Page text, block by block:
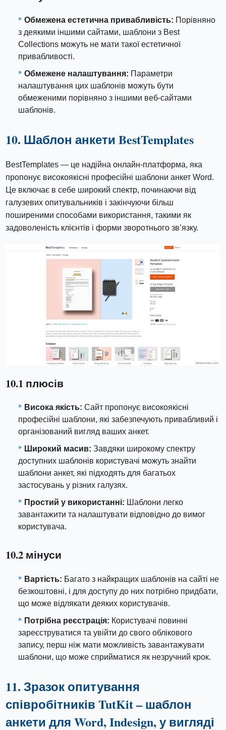
Обмежена естетична привабливість: Порівняно
з деякими іншими сайтами, шаблони з Best
Collections можуть не мати такої естетичної
привабливості.
Обмежене налаштування: Параметри
налаштування цих шаблонів можуть бути
обмеженими порівняно з іншими веб-сайтами
шаблонів.
10. Шаблон анкети BestTemplates
BestTemplates — це надійна онлайн-платформа, яка
пропонує високоякісні професійні шаблони анкет Word.
Це включає в себе широкий спектр, починаючи від
галузевих опитувальників і закінчуючи більш
поширеними способами використання, такими як
задоволеність клієнтів і форми зворотнього зв’язку.
10.1 плюсів
Висока якість: Сайт пропонує високоякісні
професійні шаблони, які забезпечують привабливий і
організований вигляд ваших анкет.
Широкий масив: Завдяки широкому спектру
доступних шаблонів користувачі можуть знайти
шаблони анкет, які підходять для багатьох
застосувань у різних галузях.
Простий у використанні: Шаблони легко
завантажити та налаштувати відповідно до вимог
користувача.
10.2 мінуси
Вартість: Багато з найкращих шаблонів на сайті не
безкоштовні, і для доступу до них потрібно придбати,
що може відлякати деяких користувачів.
Потрібна реєстрація: Користувачі повинні
зареєструватися та увійти до свого облікового
запису, перш ніж мати можливість завантажувати
шаблони, що може сприйматися як незручний крок.
11. Зразок опитування
співробітників TutKit – шаблон
анкети для Word, Indesign, у вигляді